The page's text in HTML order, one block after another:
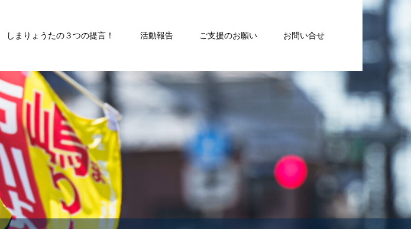
しまりょうたの３つの提言！ 活動報告 ご支援のお願い お問い合せ